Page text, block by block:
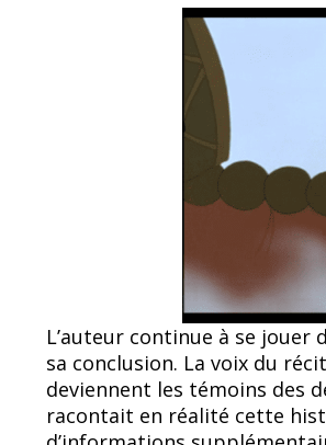
L’auteur continue à se
sa conclusion. La voix du
deviennent les témoins des
racontait en réalité cette